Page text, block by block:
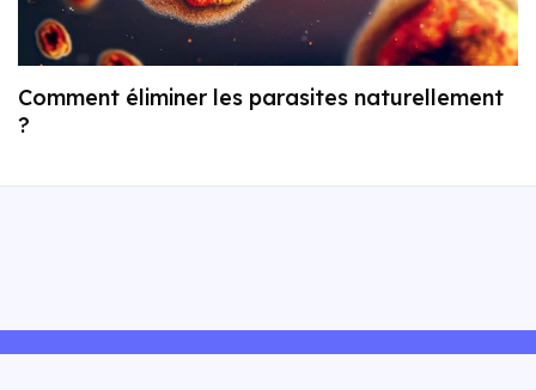
Comment éliminer les parasites naturellement
?